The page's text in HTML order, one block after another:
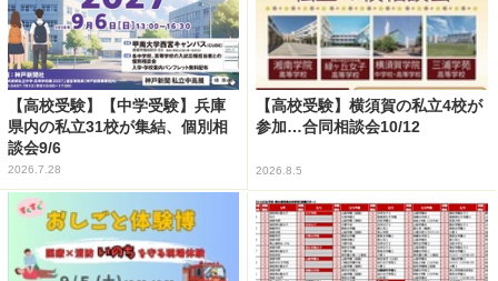
【高校受験】【中学受験】兵庫
県内の私立31校が集結、個別相
談会9/6
2026.7.28
【高校受験】横須賀の私立4校が
参加…合同相談会10/12
2026.8.5